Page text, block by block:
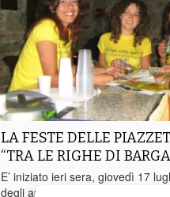
LA FESTE DELLE
“TRA LE RIGHE DI
E’ iniziato ieri sera, giovedì 17
degli appuntamenti più attesi dai